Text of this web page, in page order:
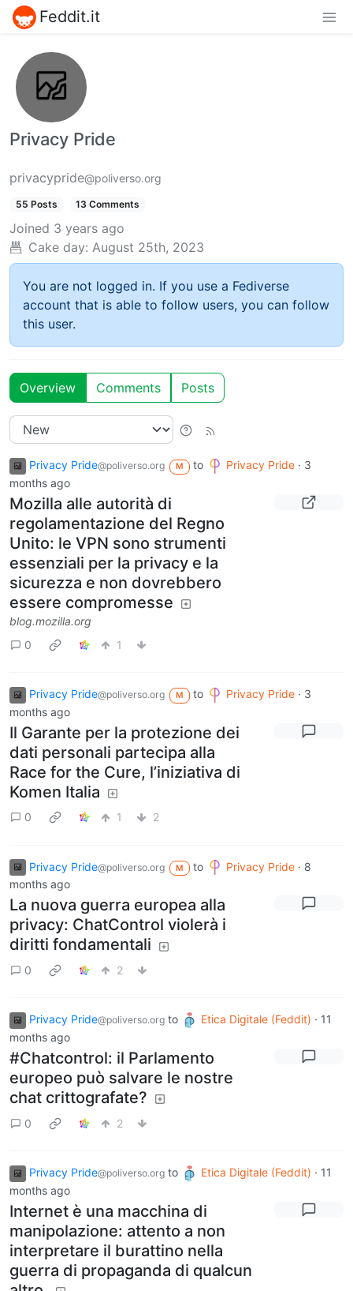
Feddit.it
Privacy Pride
privacypride@poliverso.org
55 Posts 13 Comments
Joined 3 years ago
Cake day: August 25th, 2023
You are not logged in. If you use a Fediverse
account that is able to follow users, you can follow
this user.
Overview Comments Posts
Privacy Pride@poliverso.org M to Privacy Pride · 3
months ago
Mozilla alle autorità di
regolamentazione del Regno
Unito: le VPN sono strumenti
essenziali per la privacy e la
sicurezza e non dovrebbero
essere compromesse
blog.mozilla.org
0
1
Privacy Pride@poliverso.org M to Privacy Pride · 3
months ago
Il Garante per la protezione dei
dati personali partecipa alla
Race for the Cure, l’iniziativa di
Komen Italia
0 1 2
Privacy Pride@poliverso.org M to Privacy Pride · 8
months ago
La nuova guerra europea alla
privacy: ChatControl violerà i
diritti fondamentali
0 2
Privacy Pride@poliverso.org to Etica Digitale (Feddit) · 11
months ago
#Chatcontrol: il Parlamento
europeo può salvare le nostre
chat crittografate?
0 2
Privacy Pride@poliverso.org to Etica Digitale (Feddit) · 11
months ago
Internet è una macchina di
manipolazione: attento a non
interpretare il burattino nella
guerra di propaganda di qualcun